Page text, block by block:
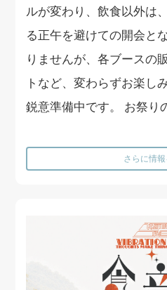
ルが変わり、飲食以外は
る正午を避けての開会と
りませんが、各ブースの
トなど、変わらずお楽し
鋭意準備中です。 お祭り
さらに情